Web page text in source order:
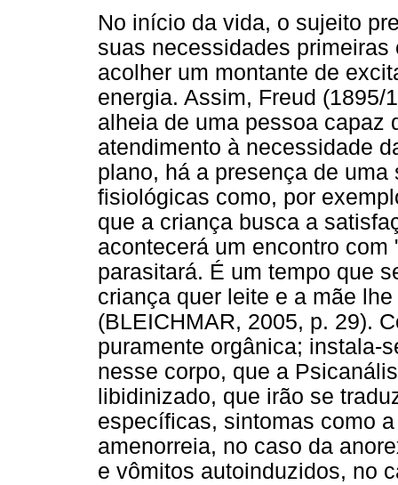
No início da vida, o sujeito
suas necessidades
acolher um montante de
energia. Assim, Freud
alheia de uma pessoa capaz
atendimento à necessidade
plano, há a presença de
fisiológicas como, por
que a criança busca a
acontecerá um encontro
parasitará. É um tempo que
criança quer leite e a mãe
(BLEICHMAR, 2005, p. 29).
puramente orgânica; instala-
nesse corpo, que a
libidinizado, que irão se
específicas, sintomas como
amenorreia, no caso da
e vômitos autoinduzidos, no